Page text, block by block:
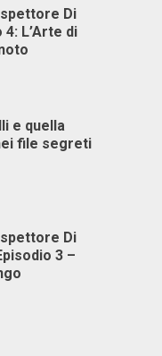
Di
4: L’Arte di
e quella
file segreti
Di
3 –